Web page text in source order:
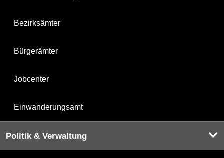
Bezirksämter
Bürgerämter
Jobcenter
Einwanderungsamt
Politik & Verwaltung